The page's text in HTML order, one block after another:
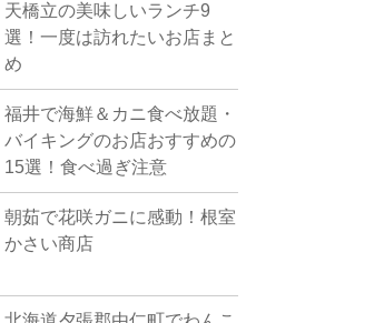
天橋立の美味しいランチ9
選！一度は訪れたいお店まと
め
福井で海鮮＆カニ食べ放題・
バイキングのお店おすすめの
15選！食べ過ぎ注意
朝茹で花咲ガニに感動！根室
かさい商店